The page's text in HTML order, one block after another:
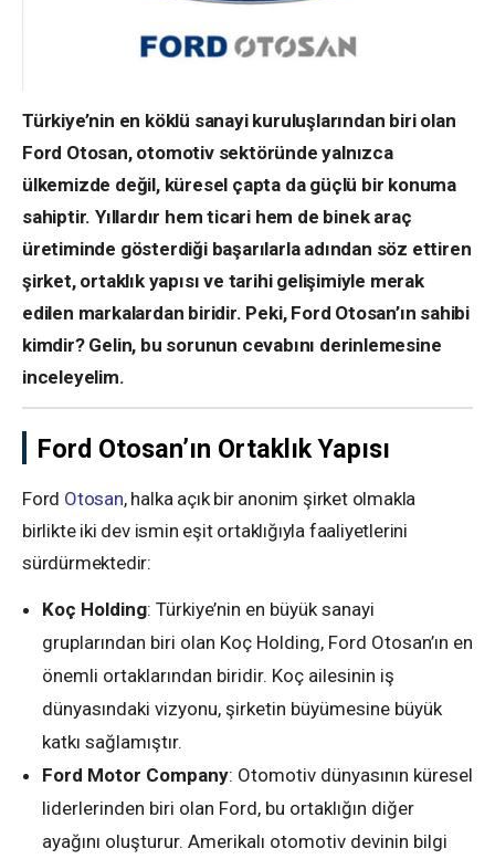
Türkiye’nin en köklü sanayi kuruluşlarından biri olan
Ford Otosan, otomotiv sektöründe yalnızca
ülkemizde değil, küresel çapta da güçlü bir konuma
sahiptir. Yıllardır hem ticari hem de binek araç
üretiminde gösterdiği başarılarla adından söz ettiren
şirket, ortaklık yapısı ve tarihi gelişimiyle merak
edilen markalardan biridir. Peki, Ford Otosan’ın sahibi
kimdir? Gelin, bu sorunun cevabını derinlemesine
inceleyelim.
Ford Otosan’ın Ortaklık Yapısı
Ford Otosan, halka açık bir anonim şirket olmakla
birlikte iki dev ismin eşit ortaklığıyla faaliyetlerini
sürdürmektedir:
Koç Holding: Türkiye’nin en büyük sanayi
gruplarından biri olan Koç Holding, Ford Otosan’ın en
önemli ortaklarından biridir. Koç ailesinin iş
dünyasındaki vizyonu, şirketin büyümesine büyük
katkı sağlamıştır.
Ford Motor Company: Otomotiv dünyasının küresel
liderlerinden biri olan Ford, bu ortaklığın diğer
ayağını oluşturur. Amerikalı otomotiv devinin bilgi